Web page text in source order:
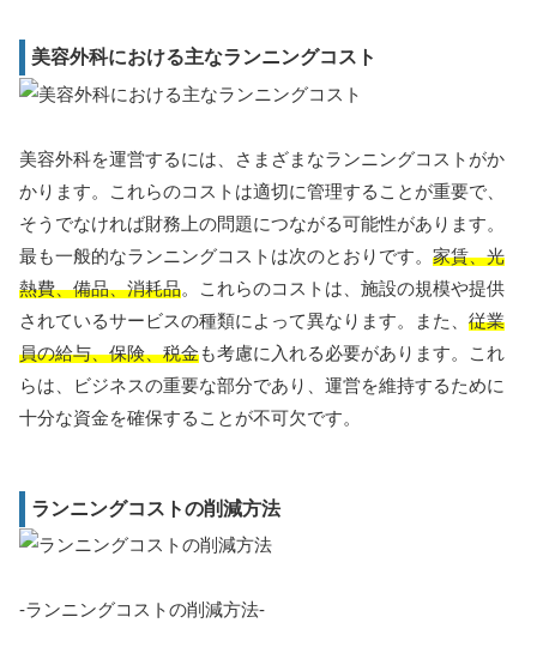
美容外科における主なランニングコスト
美容外科を運営するには、さまざまなランニングコストがか
かります。これらのコストは適切に管理することが重要で、
そうでなければ財務上の問題につながる可能性があります。
最も一般的なランニングコストは次のとおりです。 家賃、光
熱費、備品、消耗品。これらのコストは、施設の規模や提供
されているサービスの種類によって異なります。また、 従業
員の給与、保険、税金も考慮に入れる必要があります。これ
らは、ビジネスの重要な部分であり、運営を維持するために
十分な資金を確保することが不可欠です。
ランニングコストの削減方法
-ランニングコストの削減方法-